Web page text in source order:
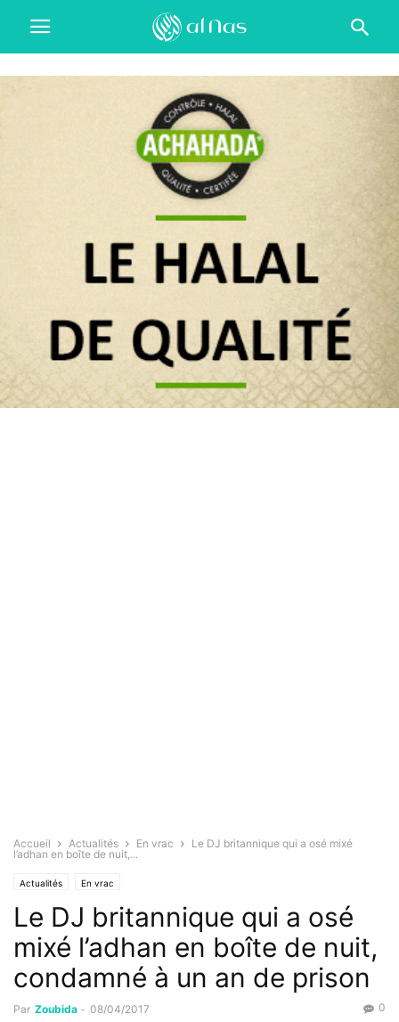
Accueil Actualités En vrac
Le DJ britannique qui a osé mixé
l’adhan en boîte de nuit,...
Actualités En vrac
Le DJ britannique qui a osé
mixé l’adhan en boîte de nuit,
condamné à un an de prison
Par Zoubida - 08/04/2017 0